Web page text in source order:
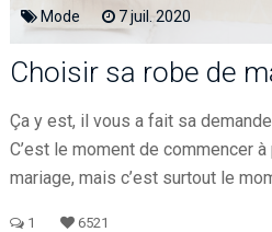
Mode 7juil. 2020
Choisir sa robe de
Ça y est, il vous a fait sa
C’est le moment de commencer
mariage, mais c’est surtout le
1 6521